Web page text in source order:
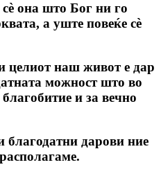
она што Бог ни го
а уште повеќе сѐ
целиот наш живот е дар
можност што во
и за вечно
благодатни дарови ние